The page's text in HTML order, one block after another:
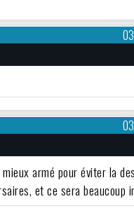
armé pour éviter la
et ce sera beaucoup